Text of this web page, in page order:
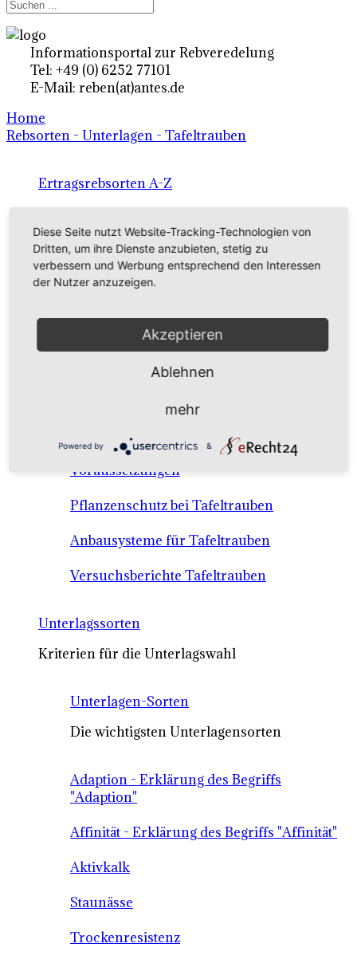
Informationsportal zur Rebveredelung
Tel: +49 (0) 6252 77101
E-Mail: reben(at)antes.de
Home
Rebsorten - Unterlagen - Tafeltrauben
Ertragsrebsorten A-Z
Rebsorten international
externe Links
Tafeltraubensorten
Anbausysteme & Recht
Tafeltrauben A-Z Sortenbeschreibungen
Tafeltraubenanbau - rechtliche
Voraussetzungen
Pflanzenschutz bei Tafeltrauben
Anbausysteme für Tafeltrauben
Versuchsberichte Tafeltrauben
Unterlagssorten
Kriterien für die Unterlagswahl
Unterlagen-Sorten
Die wichtigsten Unterlagensorten
Adaption - Erklärung des Begriffs
"Adaption"
Affinität - Erklärung des Begriffs "Affinität"
Aktivkalk
Staunässe
Trockenresistenz
Diese Seite nutzt Website-Tracking-Technologien von
Dritten, um ihre Dienste anzubieten, stetig zu
verbessern und Werbung entsprechend den Interessen
der Nutzer anzuzeigen.
Akzeptieren
Ablehnen
mehr
Powered by &